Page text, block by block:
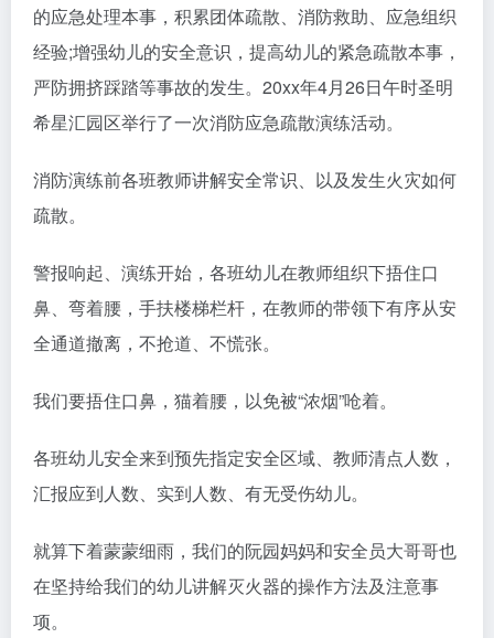
的应急处理本事，积累团体疏散、消防救助、应急组织
经验;增强幼儿的安全意识，提高幼儿的紧急疏散本事，
严防拥挤踩踏等事故的发生。20xx年4月26日午时圣明
希星汇园区举行了一次消防应急疏散演练活动。
消防演练前各班教师讲解安全常识、以及发生火灾如何
疏散。
警报响起、演练开始，各班幼儿在教师组织下捂住口
鼻、弯着腰，手扶楼梯栏杆，在教师的带领下有序从安
全通道撤离，不抢道、不慌张。
我们要捂住口鼻，猫着腰，以免被“浓烟”呛着。
各班幼儿安全来到预先指定安全区域、教师清点人数，
汇报应到人数、实到人数、有无受伤幼儿。
就算下着蒙蒙细雨，我们的阮园妈妈和安全员大哥哥也
在坚持给我们的幼儿讲解灭火器的操作方法及注意事
项。